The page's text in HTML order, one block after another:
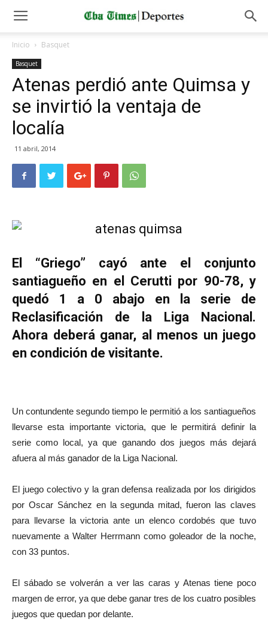
Inicio Basquet
Basquet
Atenas perdió ante Quimsa y
se invirtió la ventaja de
localía
11 abril, 2014
El “Griego” cayó ante el conjunto
santiagueño en el Cerutti por 90-78, y
quedó 1 a 0 abajo en la serie de
Reclasificación de la Liga Nacional.
Ahora deberá ganar, al menos un juego
en condición de visitante.
Un contundente segundo tiempo le permitió a los santiagueños
llevarse esta importante victoria, que le permitirá definir la
serie como local, ya que ganando dos juegos más dejará
afuera al más ganador de la Liga Nacional.
El juego colectivo y la gran defensa realizada por los dirigidos
por Oscar Sánchez en la segunda mitad, fueron las claves
para llevarse la victoria ante un elenco cordobés que tuvo
nuevamente a Walter Herrmann como goleador de la noche,
con 33 puntos.
El sábado se volverán a ver las caras y Atenas tiene poco
margen de error, ya que debe ganar tres de los cuatro posibles
juegos que quedan por delante.